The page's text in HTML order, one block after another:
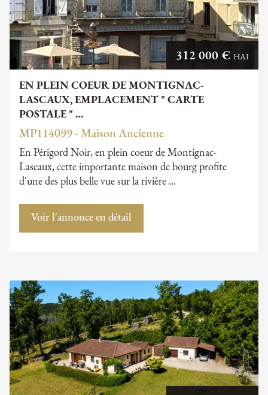
EN PLEIN COEUR DE MONTIGNAC-
LASCAUX, EMPLACEMENT " CARTE
POSTALE " …
312 000 € HAI
MP114099 - Maison Ancienne
En Périgord Noir, en plein coeur de Montignac-
Lascaux, cette importante maison de bourg profite
d'une des plus belle vue sur la rivière …
Voir l'annonce en détail